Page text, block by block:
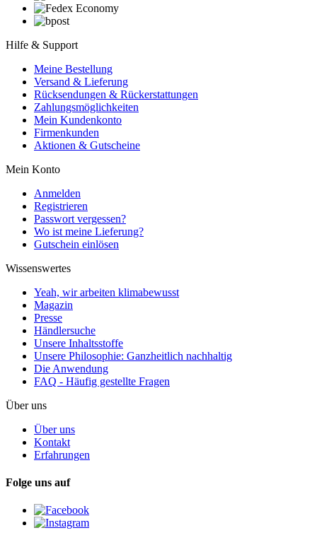
Hilfe & Support
Meine Bestellung
Versand & Lieferung
Rücksendungen & Rückerstattungen
Zahlungsmöglichkeiten
Mein Kundenkonto
Firmenkunden
Aktionen & Gutscheine
Mein Konto
Anmelden
Registrieren
Passwort vergessen?
Wo ist meine Lieferung?
Gutschein einlösen
Wissenswertes
Yeah, wir arbeiten klimabewusst
Magazin
Presse
Händlersuche
Unsere Inhaltsstoffe
Unsere Philosophie: Ganzheitlich nachhaltig
Die Anwendung
FAQ - Häufig gestellte Fragen
Über uns
Über uns
Kontakt
Erfahrungen
Folge uns auf